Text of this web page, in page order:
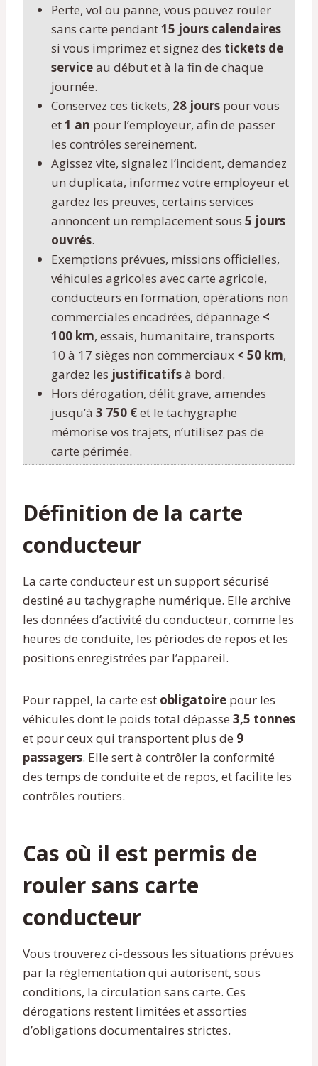
Perte, vol ou panne, vous pouvez rouler
sans carte pendant15 jours calendaires
si vous imprimez et signez des tickets de
serviceau début et à la fin de chaque
journée.
Conservez ces tickets, 28 jours pour vous
et1 an pour l’employeur, afin de passer
les contrôles sereinement.
Agissez vite, signalez l’incident, demandez
un duplicata, informez votre employeur et
gardez les preuves, certains services
annoncent un remplacement sous 5 jours
ouvrés.
Exemptions prévues, missions officielles,
véhicules agricoles avec carte agricole,
conducteurs en formation, opérations non
commerciales encadrées, dépannage <
100 km, essais, humanitaire, transports
10 à 17 sièges non commerciaux < 50 km,
gardez les justificatifsà bord.
Hors dérogation, délit grave, amendes
jusqu’à 3 750 €et le tachygraphe
mémorise vos trajets, n’utilisez pas de
carte périmée.
Définition de la carte
conducteur
La carte conducteur est un support sécurisé
destiné au tachygraphe numérique. Elle archive
les données d’activité du conducteur, comme les
heures de conduite, les périodes de repos et les
positions enregistrées par l’appareil.
Pour rappel, la carte est obligatoire pour les
véhicules dont le poids total dépasse 3,5 tonnes
et pour ceux qui transportent plus de 9
passagers. Elle sert à contrôler la conformité
des temps de conduite et de repos, et facilite les
contrôles routiers.
Cas où il est permis de
rouler sans carte
conducteur
Vous trouverez ci-dessous les situations prévues
par la réglementation qui autorisent, sous
conditions, la circulation sans carte. Ces
dérogations restent limitées et assorties
d’obligations documentaires strictes.